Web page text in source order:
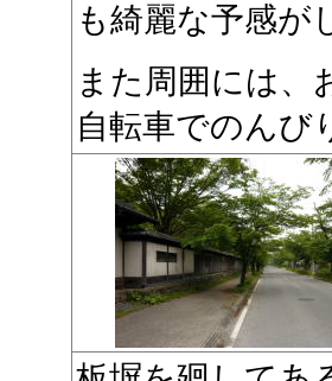
も綺麗な予感が
また周囲には、
自転車でのんび